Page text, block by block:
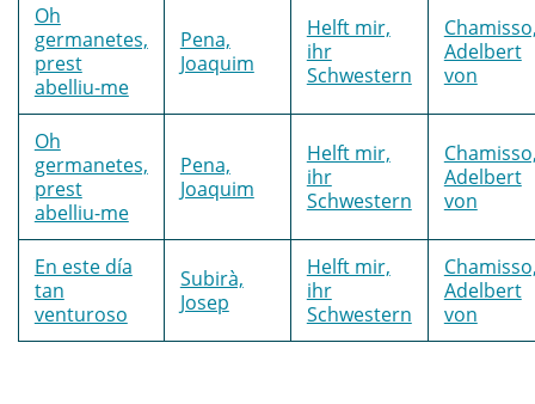
Oh
germanetes,
prest
abelliu-me
Pena,
Joaquim
Helft mir,
ihr
Schwestern
Adelbert
von
Oh
germanetes,
prest
abelliu-me
Pena,
Joaquim
Helft mir,
ihr
Schwestern
Adelbert
von
En este día
tan
venturoso
Subirà,
Josep
Helft mir,
ihr
Schwestern
Adelbert
von